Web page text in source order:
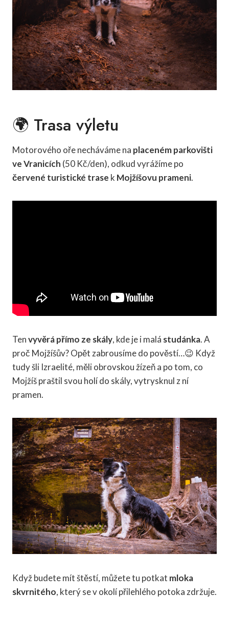
🌍 Trasa výletu
Motorového oře necháváme na placeném parkovišti
ve Vranicích (50 Kč/den), odkud vyrážíme po
červené turistické trase k Mojžíšovu prameni.
Tenvyvěrá přímo ze skály, kde je i malá studánka. A
proč Mojžíšův? Opět zabrousíme do pověstí…😉 Když
tudy šli Izraelité, měli obrovskou žízeň a po tom, co
Mojžíš praštil svou holí do skály, vytrysknul z ní
pramen.
Když budete mít štěstí, můžete tu potkat mloka
skvrnitého, který se v okolí přilehlého potoka zdržuje.